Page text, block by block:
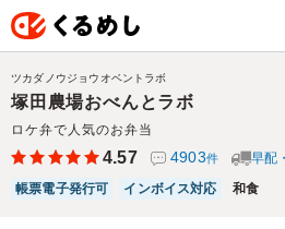
塚田農場おべんとラボ
ロケ弁で人気のお弁当
ツカダノウジョウオベントラボ
4.57 4903件 早配
帳票電子発行可
インボイス対応 和食